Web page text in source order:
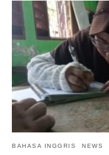
BAHASA INGGRIS NEWS